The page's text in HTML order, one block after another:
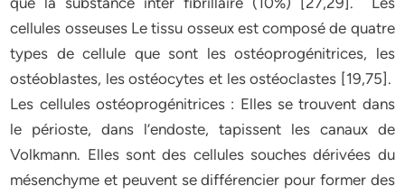
cellules osseuses Le tissu osseux est composé de quatre
types de cellule que sont les ostéoprogénitrices, les
ostéoblastes, les ostéocytes et les ostéoclastes [19,75].
Les cellules ostéoprogénitrices : Elles se trouvent dans
le périoste, dans l’endoste, tapissent les canaux de
Volkmann. Elles sont des cellules souches dérivées du
mésenchyme et peuvent se différencier pour former des